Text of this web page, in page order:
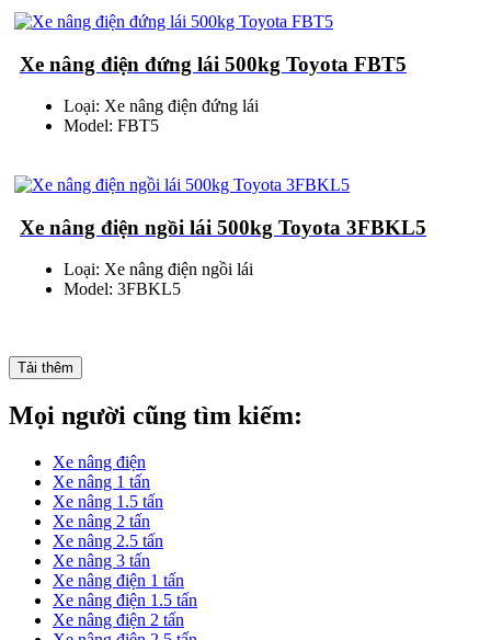
Xe nâng điện đứng lái 500kg Toyota FBT5
Loại: Xe nâng điện đứng lái
Model: FBT5
Xe nâng điện ngồi lái 500kg Toyota 3FBKL5
Loại: Xe nâng điện ngồi lái
Model: 3FBKL5
Tải thêm
Mọi người cũng tìm kiếm:
Xe nâng điện
Xe nâng 1 tấn
Xe nâng 1.5 tấn
Xe nâng 2 tấn
Xe nâng 2.5 tấn
Xe nâng 3 tấn
Xe nâng điện 1 tấn
Xe nâng điện 1.5 tấn
Xe nâng điện 2 tấn